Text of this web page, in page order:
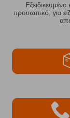
προσωπικό, για